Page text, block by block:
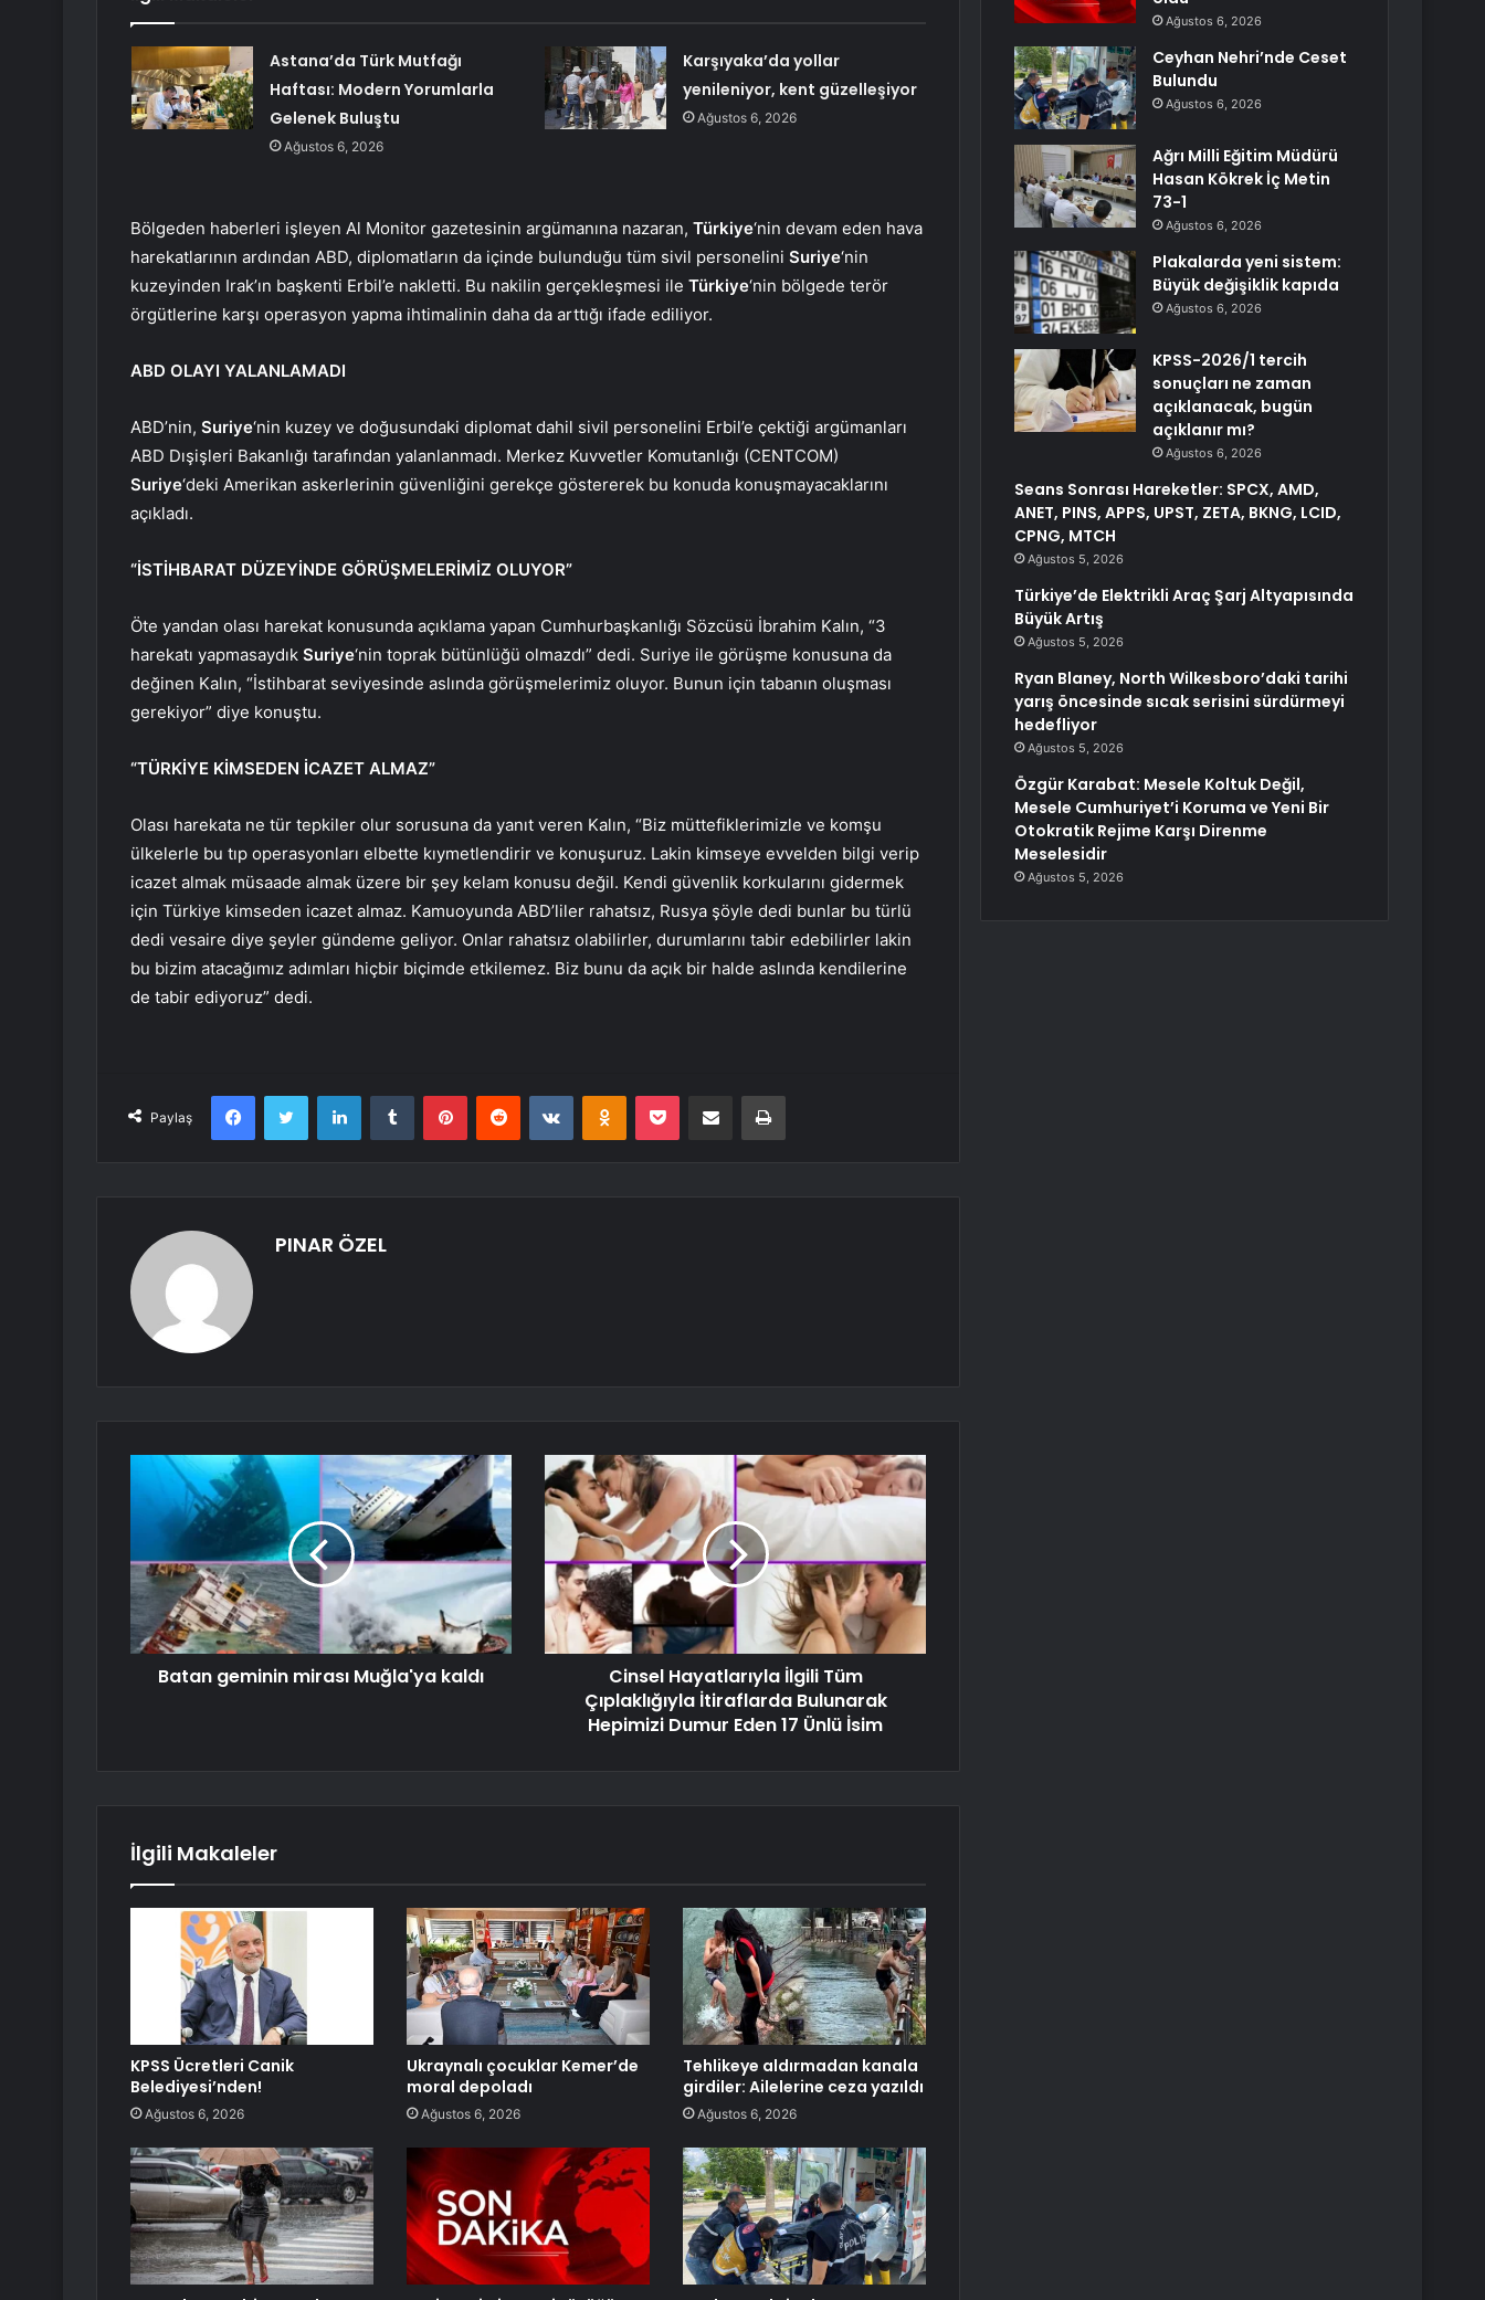
Astana’da Türk Mutfağı
Haftası: Modern Yorumlarla
Gelenek Buluştu
Ağustos 6, 2026
Karşıyaka’da yollar
yenileniyor, kent güzelleşiyor
Ağustos 6, 2026
Bölgeden haberleri işleyen Al Monitor gazetesinin argümanına nazaran, Türkiye‘nin devam eden hava
harekatlarının ardından ABD, diplomatların da içinde bulunduğu tüm sivil personelini Suriye‘nin
kuzeyinden Irak’ın başkenti Erbil’e nakletti. Bu nakilin gerçekleşmesi ile Türkiye‘nin bölgede terör
örgütlerine karşı operasyon yapma ihtimalinin daha da arttığı ifade ediliyor.
ABD OLAYI YALANLAMADI
ABD’nin, Suriye‘nin kuzey ve doğusundaki diplomat dahil sivil personelini Erbil’e çektiği argümanları
ABD Dışişleri Bakanlığı tarafından yalanlanmadı. Merkez Kuvvetler Komutanlığı (CENTCOM)
Suriye‘deki Amerikan askerlerinin güvenliğini gerekçe göstererek bu konuda konuşmayacaklarını
açıkladı.
“İSTİHBARAT DÜZEYİNDE GÖRÜŞMELERİMİZ OLUYOR”
Öte yandan olası harekat konusunda açıklama yapan Cumhurbaşkanlığı Sözcüsü İbrahim Kalın, “3
harekatı yapmasaydık Suriye‘nin toprak bütünlüğü olmazdı” dedi. Suriye ile görüşme konusuna da
değinen Kalın, “İstihbarat seviyesinde aslında görüşmelerimiz oluyor. Bunun için tabanın oluşması
gerekiyor” diye konuştu.
“TÜRKİYE KİMSEDEN İCAZET ALMAZ”
Olası harekata ne tür tepkiler olur sorusuna da yanıt veren Kalın, “Biz müttefiklerimizle ve komşu
ülkelerle bu tıp operasyonları elbette kıymetlendirir ve konuşuruz. Lakin kimseye evvelden bilgi verip
icazet almak müsaade almak üzere bir şey kelam konusu değil. Kendi güvenlik korkularını gidermek
için Türkiye kimseden icazet almaz. Kamuoyunda ABD’liler rahatsız, Rusya şöyle dedi bunlar bu türlü
dedi vesaire diye şeyler gündeme geliyor. Onlar rahatsız olabilirler, durumlarını tabir edebilirler lakin
bu bizim atacağımız adımları hiçbir biçimde etkilemez. Biz bunu da açık bir halde aslında kendilerine
de tabir ediyoruz” dedi.
Paylaş
FacebookTwitter LinkedInTumblr PinterestReddit VKontakteOdnoklassniki
Pocket E-Posta ile paylaş Yazdır
PINAR ÖZEL
Batan geminin mirası Muğla'ya kaldı
Cinsel Hayatlarıyla İlgili Tüm
Çıplaklığıyla İtiraflarda Bulunarak
Hepimizi Dumur Eden 17 Ünlü İsim
İlgili Makaleler
KPSS Ücretleri Canik
Belediyesi’nden!
Ağustos 6, 2026
Ukraynalı çocuklar Kemer’de
moral depoladı
Ağustos 6, 2026
Tehlikeye aldırmadan kanala
girdiler: Ailelerine ceza yazıldı
Ağustos 6, 2026
Ağustos 6, 2026
Ceyhan Nehri’nde Ceset
Bulundu
Ağustos 6, 2026
Ağrı Milli Eğitim Müdürü
Hasan Kökrek İç Metin
73-1
Ağustos 6, 2026
Plakalarda yeni sistem:
Büyük değişiklik kapıda
Ağustos 6, 2026
KPSS-2026/1 tercih
sonuçları ne zaman
açıklanacak, bugün
açıklanır mı?
Ağustos 6, 2026
Seans Sonrası Hareketler: SPCX, AMD,
ANET, PINS, APPS, UPST, ZETA, BKNG, LCID,
CPNG, MTCH
Ağustos 5, 2026
Türkiye’de Elektrikli Araç Şarj Altyapısında
Büyük Artış
Ağustos 5, 2026
Ryan Blaney, North Wilkesboro’daki tarihi
yarış öncesinde sıcak serisini sürdürmeyi
hedefliyor
Ağustos 5, 2026
Özgür Karabat: Mesele Koltuk Değil,
Mesele Cumhuriyet’i Koruma ve Yeni Bir
Otokratik Rejime Karşı Direnme
Meselesidir
Ağustos 5, 2026